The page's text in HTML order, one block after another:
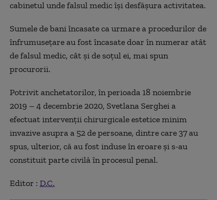
cabinetul unde falsul medic își desfășura activitatea.
Sumele de bani încasate ca urmare a procedurilor de
înfrumusețare au fost încasate doar în numerar atât
de falsul medic, cât și de soțul ei, mai spun
procurorii.
Potrivit anchetatorilor, în perioada 18 noiembrie
2019 – 4 decembrie 2020, Svetlana Serghei a
efectuat intervenții chirurgicale estetice minim
invazive asupra a 52 de persoane, dintre care 37 au
spus, ulterior, că au fost induse în eroare și s-au
constituit parte civilă în procesul penal.
Editor : D.C.